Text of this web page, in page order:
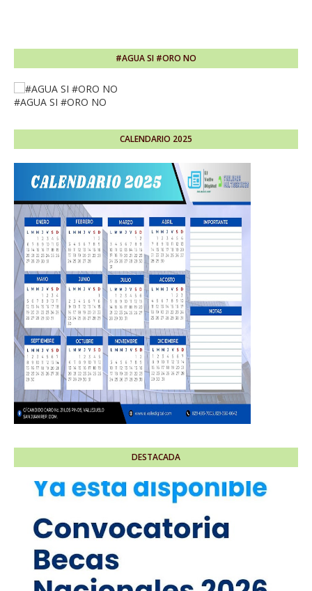
#AGUA SI #ORO NO
#AGUA SI #ORO NO
CALENDARIO 2025
DESTACADA